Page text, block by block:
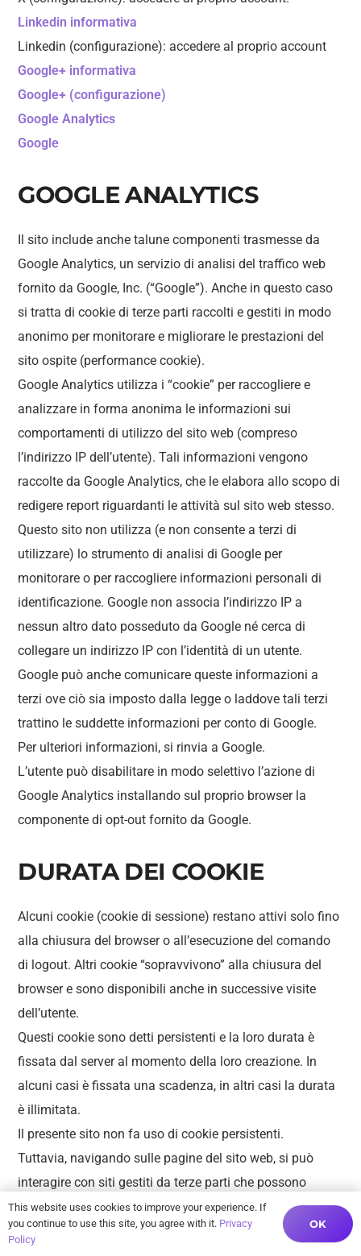
Linkedin informativa
Linkedin (configurazione): accedere al proprio account
Google+ informativa
Google+ (configurazione)
Google Analytics
Google
GOOGLE ANALYTICS
Il sito include anche talune componenti trasmesse da
Google Analytics, un servizio di analisi del traffico web
fornito da Google, Inc. (“Google”). Anche in questo caso
si tratta di cookie di terze parti raccolti e gestiti in modo
anonimo per monitorare e migliorare le prestazioni del
sito ospite (performance cookie).
Google Analytics utilizza i “cookie” per raccogliere e
analizzare in forma anonima le informazioni sui
comportamenti di utilizzo del sito web (compreso
l’indirizzo IP dell’utente). Tali informazioni vengono
raccolte da Google Analytics, che le elabora allo scopo di
redigere report riguardanti le attività sul sito web stesso.
Questo sito non utilizza (e non consente a terzi di
utilizzare) lo strumento di analisi di Google per
monitorare o per raccogliere informazioni personali di
identificazione. Google non associa l’indirizzo IP a
nessun altro dato posseduto da Google né cerca di
collegare un indirizzo IP con l’identità di un utente.
Google può anche comunicare queste informazioni a
terzi ove ciò sia imposto dalla legge o laddove tali terzi
trattino le suddette informazioni per conto di Google.
Per ulteriori informazioni, si rinvia a Google.
L’utente può disabilitare in modo selettivo l’azione di
Google Analytics installando sul proprio browser la
componente di opt-out fornito da Google.
DURATA DEI COOKIE
Alcuni cookie (cookie di sessione) restano attivi solo fino
alla chiusura del browser o all’esecuzione del comando
di logout. Altri cookie “sopravvivono” alla chiusura del
browser e sono disponibili anche in successive visite
dell’utente.
Questi cookie sono detti persistenti e la loro durata è
fissata dal server al momento della loro creazione. In
alcuni casi è fissata una scadenza, in altri casi la durata
è illimitata.
Il presente sito non fa uso di cookie persistenti.
Tuttavia, navigando sulle pagine del sito web, si può
interagire con siti gestiti da terze parti che possono
creare o modificare cookie permanenti e di profilazione.
This website uses cookies to improve your experience. If
you continue to use this site, you agree with it. Privacy
Policy
OK